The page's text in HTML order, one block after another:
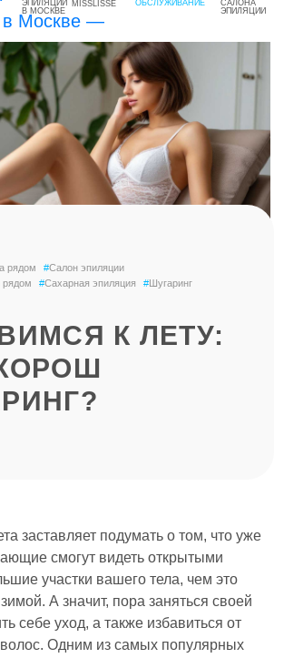
MISSLISSE
рядом #Салон эпиляции
рядом #Сахарная эпиляция #Шугаринг
К ЛЕТУ:
заставляет подумать о том, что уже
смогут видеть открытыми
участки вашего тела, чем это
А значит, пора заняться своей
себе уход, а также избавиться от
Одним из самых популярных